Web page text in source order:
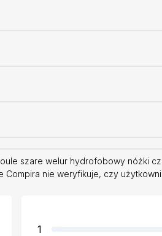
szare welur hydrofobowy nóżki
nie weryfikuje, czy
1